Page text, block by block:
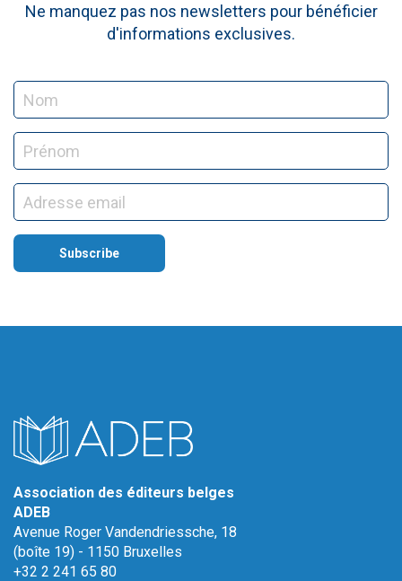
Ne manquez pas nos newsletters pour bénéficier
d'informations exclusives.
Association des éditeurs belges
ADEB
Avenue Roger Vandendriessche, 18
(boîte 19) - 1150 Bruxelles
+32 2 241 65 80